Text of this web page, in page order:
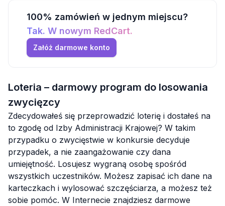
100% zamówień w jednym miejscu?
Tak. W nowym RedCart.
Załóż darmowe konto
Loteria – darmowy program do losowania
zwycięzcy
Zdecydowałeś się przeprowadzić loterię i dostałeś na
to zgodę od Izby Administracji Krajowej? W takim
przypadku o zwycięstwie w konkursie decyduje
przypadek, a nie zaangażowanie czy dana
umiejętność. Losujesz wygraną osobę spośród
wszystkich uczestników. Możesz zapisać ich dane na
karteczkach i wylosować szczęściarza, a możesz też
sobie pomóc. W Internecie znajdziesz darmowe